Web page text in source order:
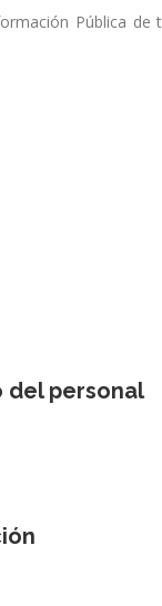
Pública de
del personal